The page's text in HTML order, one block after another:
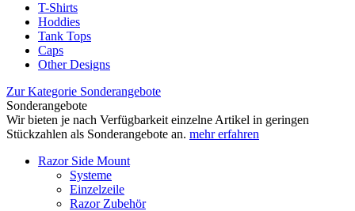
T-Shirts
Hoddies
Tank Tops
Caps
Other Designs
Zur Kategorie Sonderangebote
Sonderangebote
Wir bieten je nach Verfügbarkeit einzelne Artikel in geringen
Stückzahlen als Sonderangebote an. mehr erfahren
Razor Side Mount
Systeme
Einzelzeile
Razor Zubehör